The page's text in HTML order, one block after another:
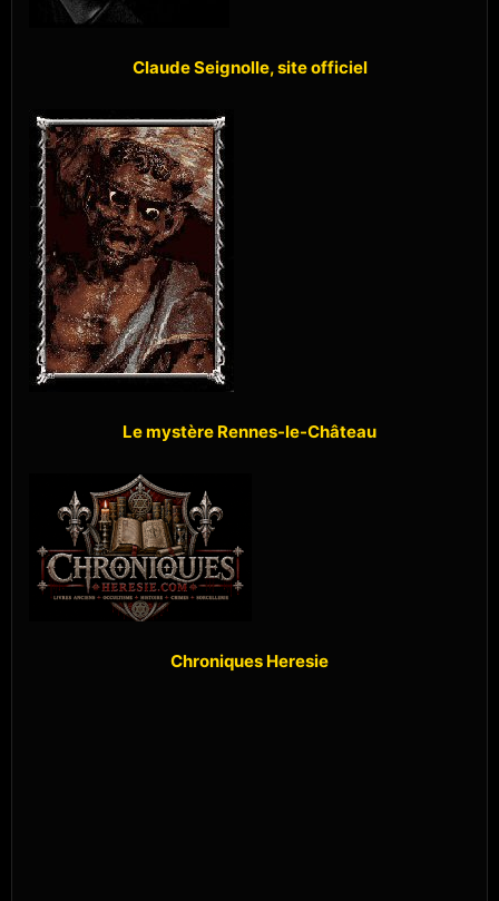
Claude Seignolle, site officiel
Le mystère Rennes-le-Château
Chroniques Heresie